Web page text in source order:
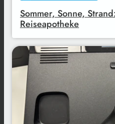
Sommer, Sonne,
Reiseapotheke